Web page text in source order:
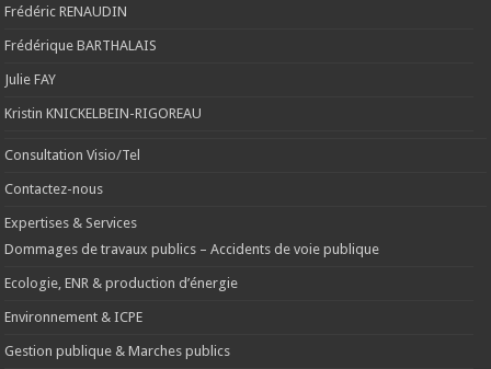
Frédéric RENAUDIN
Frédérique BARTHALAIS
Julie FAY
Kristin KNICKELBEIN-RIGOREAU
Consultation Visio/Tel
Contactez-nous
Expertises & Services
Dommages de travaux publics – Accidents de voie publique
Ecologie, ENR & production d’énergie
Environnement & ICPE
Gestion publique & Marches publics